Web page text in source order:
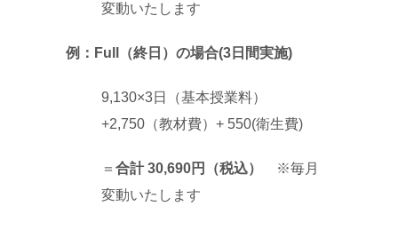
変動いたします
例：Full（終日）の場合(3日間実施)
9,130×3日（基本授業料）
+2,750（教材費）+ 550(衛生費)
＝ 合計 30,690円（税込）
※毎月
変動いたします